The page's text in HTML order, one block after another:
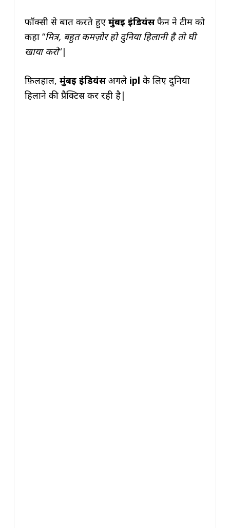
फॉक्सी से बात करते हुए मुंबई इंडियंसफैन ने टीम को
कहा “मित्र, बहुत कमज़ोर हो दुनिया हिलानी है तो घी
खाया करो“|
फ़िलहाल, मुंबई इंडियंसअगले ipl के लिए दुनिया
हिलाने की प्रैक्टिस कर रही है|